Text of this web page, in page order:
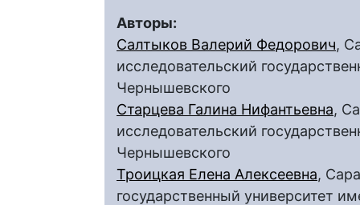
Авторы:
Салтыков Валерий Федорович,
исследовательский
Чернышевского
Старцева Галина Нифантьевна,
исследовательский
Чернышевского
Троицкая Елена Алексеевна,
государственный университет